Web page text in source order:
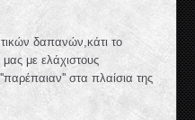
δαπανών,κάτι το
με ελάχιστους
στα πλαίσια της